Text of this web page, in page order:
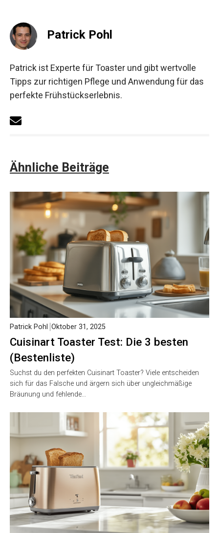
Patrick Pohl
Patrick ist Experte für Toaster und gibt wertvolle
Tipps zur richtigen Pflege und Anwendung für das
perfekte Frühstückserlebnis.
Ähnliche Beiträge
Cuisinart Toaster Test: Die 3 besten
(Bestenliste)
Patrick Pohl Oktober 31, 2025
Suchst du den perfekten Cuisinart Toaster? Viele entscheiden
sich für das Falsche und ärgern sich über ungleichmäßige
Bräunung und fehlende…